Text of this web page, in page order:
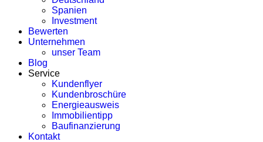
Spanien
Investment
Bewerten
Unternehmen
unser Team
Blog
Service
Kundenflyer
Kundenbroschüre
Energieausweis
Immobilientipp
Baufinanzierung
Kontakt